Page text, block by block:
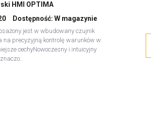
HMI OPTIMA
Dostępność: W magazynie
jest w wbudowany czujnik
na precyzyjną kontrolę warunków w
cechyNowoczesny i intuicyjny